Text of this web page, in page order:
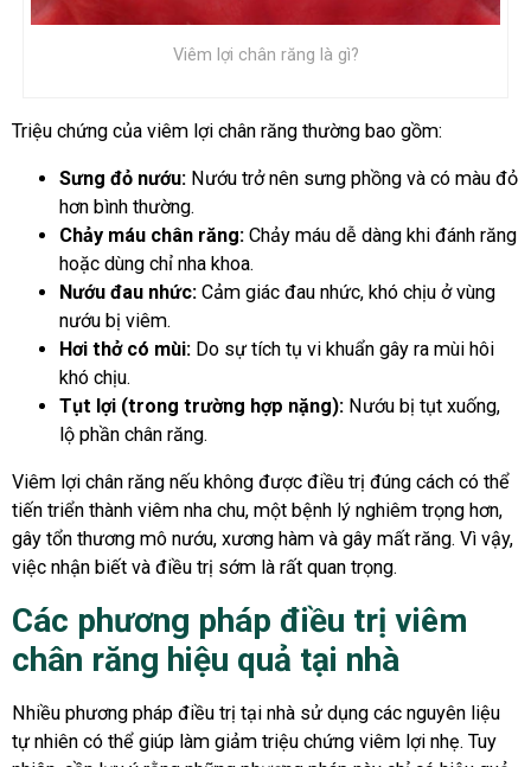
Viêm lợi chân răng là gì?
Triệu chứng của viêm lợi chân răng thường bao gồm:
Sưng đỏ nướu: Nướu trở nên sưng phồng và có màu đỏ
hơn bình thường.
Chảy máu chân răng: Chảy máu dễ dàng khi đánh răng
hoặc dùng chỉ nha khoa.
Nướu đau nhức: Cảm giác đau nhức, khó chịu ở vùng
nướu bị viêm.
Hơi thở có mùi: Do sự tích tụ vi khuẩn gây ra mùi hôi
khó chịu.
Tụt lợi (trong trường hợp nặng): Nướu bị tụt xuống,
lộ phần chân răng.
Viêm lợi chân răng nếu không được điều trị đúng cách có thể
tiến triển thành viêm nha chu, một bệnh lý nghiêm trọng hơn,
gây tổn thương mô nướu, xương hàm và gây mất răng. Vì vậy,
việc nhận biết và điều trị sớm là rất quan trọng.
Các phương pháp điều trị viêm
chân răng hiệu quả tại nhà
Nhiều phương pháp điều trị tại nhà sử dụng các nguyên liệu
tự nhiên có thể giúp làm giảm triệu chứng viêm lợi nhẹ. Tuy